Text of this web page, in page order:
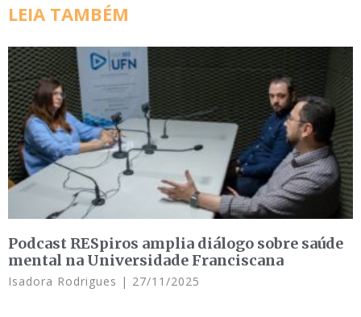
LEIA TAMBÉM
Podcast RESpiros amplia diálogo sobre saúde
mental na Universidade Franciscana
Isadora Rodrigues 27/11/2025